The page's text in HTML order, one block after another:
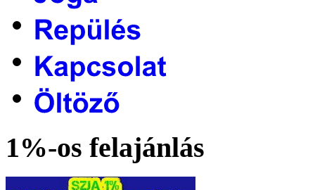
1%-os felajánlás